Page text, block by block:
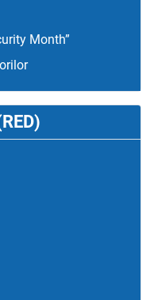
Month”